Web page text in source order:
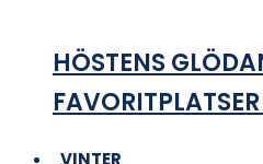
HÖSTENS
VINTER